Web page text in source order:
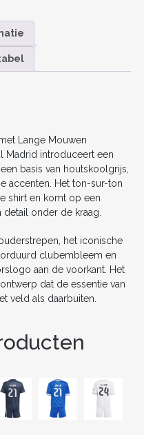
k
e
dI
Lange Mouwen
Madrid introduceert een
basis van houtskoolgrijs,
accenten. Het ton-sur-ton
shirt en komt op een
onder de kraag.
het iconische
clubembleem en
aan de voorkant. Het
dat de essentie van
veld als daarbuiten.